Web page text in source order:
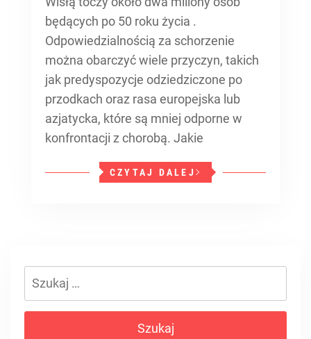
będących po 50 roku życia .
Odpowiedzialnością za schorzenie
można obarczyć wiele przyczyn, takich
jak predyspozycje odziedziczone po
przodkach oraz rasa europejska lub
azjatycka, które są mniej odporne w
konfrontacji z chorobą. Jakie
CZYTAJ DALEJ
Szukaj: